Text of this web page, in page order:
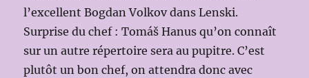
l’excellent Bogdan Volkov dans Lenski.
Surprise du chef : Tomáš Hanus qu’on connaît
sur un autre répertoire sera au pupitre. C’est
plutôt un bon chef, on attendra donc avec